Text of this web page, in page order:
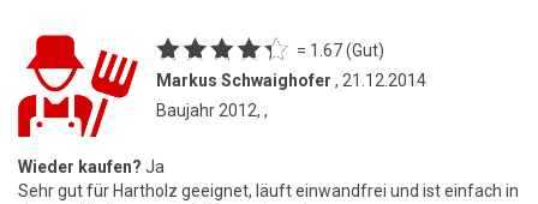
= 1.67 (Gut)
Markus Schwaighofer , 21.12.2014
Baujahr 2012, ,
Wieder kaufen? Ja
Sehr gut für Hartholz geeignet, läuft einwandfrei und ist einfach in